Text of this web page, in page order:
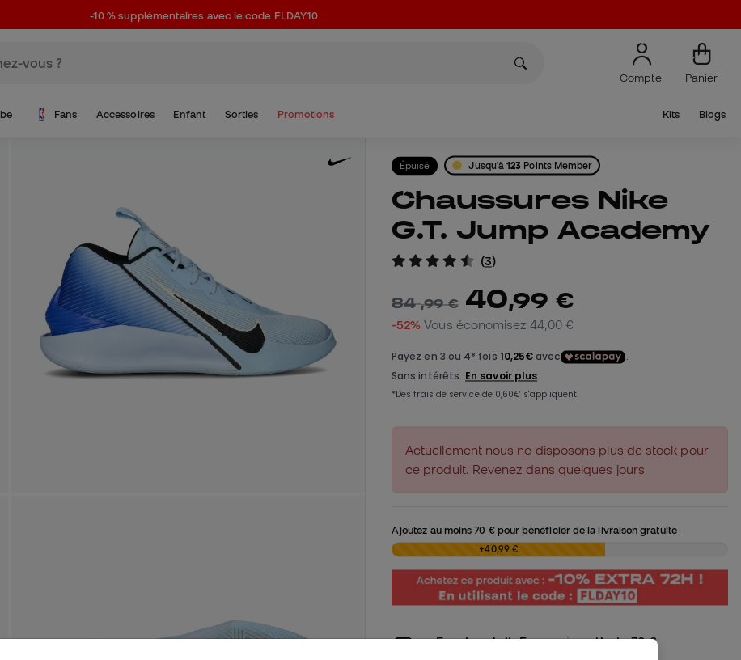
-10 % supplémentaires avec le code FLDAY10
Compte Panier
Fans Accessoires Enfant Sorties Promotions Kits Blogs
Épuisé Jusqu'à123 Points Member
Chaussures Nike
G.T. Jump Academy
(3)
84,99 € 40,99 €
-52% Vous économisez 44,00 €
Actuellement nous ne disposons plus de stock pour
ce produit. Revenez dans quelques jours
Ajoutez au moins70 € pour bénéficier de la livraison gratuite
0,00 € +40,99 €
Envoi gratuit: France à partir de 70 €